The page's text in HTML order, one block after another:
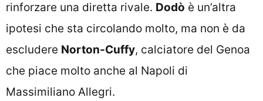
rinforzare una diretta rivale. Dodò è un’altra
ipotesi che sta circolando molto, ma non è da
escludere Norton-Cuffy, calciatore del Genoa
che piace molto anche al Napoli di
Massimiliano Allegri.